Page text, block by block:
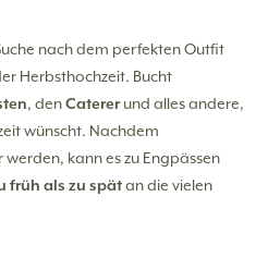
nach dem perfekten Outfit
Herbsthochzeit. Bucht
, denCatererund alles andere,
wünscht. Nachdem
kann es zu Engpässen
früh als zu spätan die vielen